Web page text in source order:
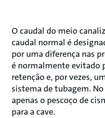
O caudal do meio
caudal normal é
por uma diferença nas
é normalmente evitado
retenção e, por vezes,
sistema de tubagem.
apenas o pescoço de
para a cave.